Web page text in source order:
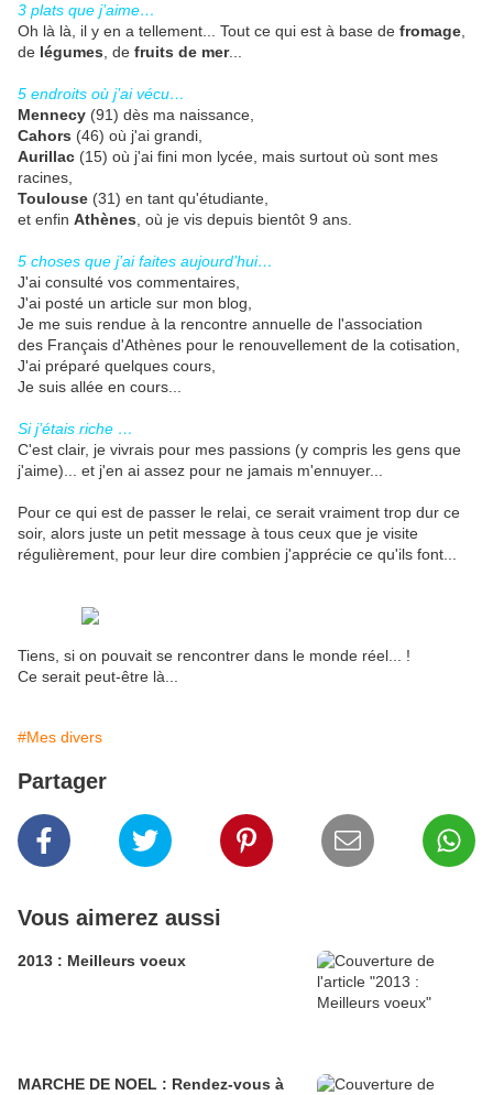
3 plats que j’aime…
Oh là là, il y en a tellement... Tout ce qui est à base de fromage
de légumes , de fruits de mer...
5 endroits où j’ai vécu…
Mennecy (91) dès ma naissance,
Cahors (46) où j'ai grandi,
Aurillac (15) où j'ai fini mon lycée, mais surtout où sont mes
racines,
Toulouse (31) en tant qu'étudiante,
et enfin Athènes , où je vis depuis bientôt 9 ans.
5 choses que j’ai faites aujourd’hui…
J'ai consulté vos commentaires,
J'ai posté un article sur mon blog,
Je me suis rendue à la rencontre annuelle de l'association
des Français d'Athènes pour le renouvellement de la cotisation,
J'ai préparé quelques cours,
Je suis allée en cours...
Si j’étais riche …
C'est clair, je vivrais pour mes passions (y compris les gens que
j'aime)... et j'en ai assez pour ne jamais m'ennuyer...
Pour ce qui est de passer le relai, ce serait vraiment trop dur ce
soir, alors juste un petit message à tous ceux que je visite
régulièrement, pour leur dire combien j'apprécie ce qu'ils font...
Tiens, si on pouvait se rencontrer dans le monde réel... !
Ce serait peut-être là...
#Mes divers
Partager
Vous aimerez aussi
2013 : Meilleurs voeux
MARCHE DE NOEL : Rendez-vous à